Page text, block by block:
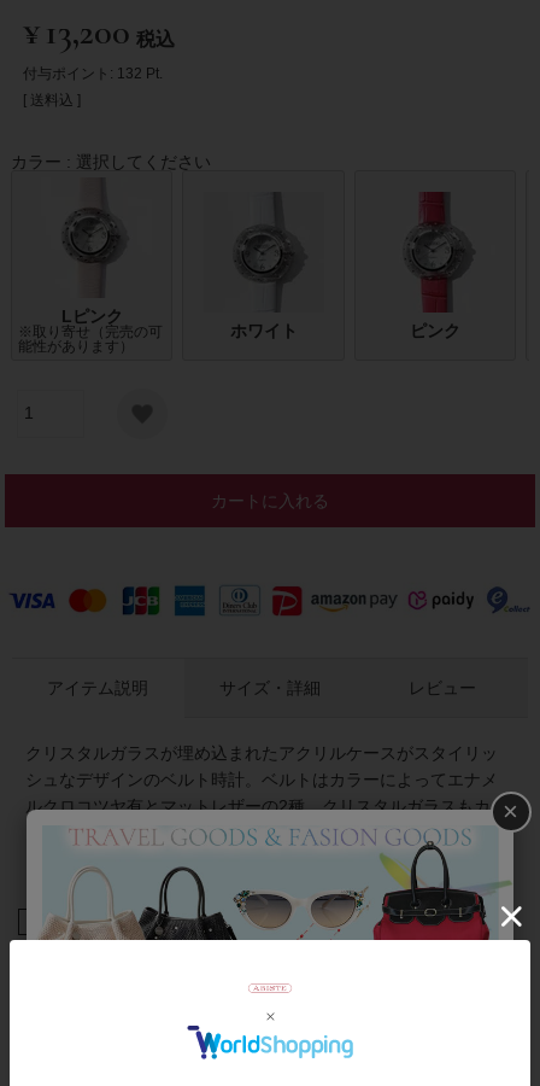
¥13,200 税込
付与ポイント: 132 Pt.
送料込
カラー 選択してください
Lピンク
※取り寄せ（完売の可
能性があります）
ホワイト ピンク
カートに入れる
アイテム説明
クリスタルガラスが埋め込まれたアクリルケースがスタイリッ
シュなデザインのベルト時計。ベルトはカラーによってエナメ
ルクロコツヤ有とマットレザーの2種。クリスタルガラスもカラ
ーによってクリアストーンとブラックダイヤストーンとなって
サイズ・詳細 レビュー
商品番号 9230036
×